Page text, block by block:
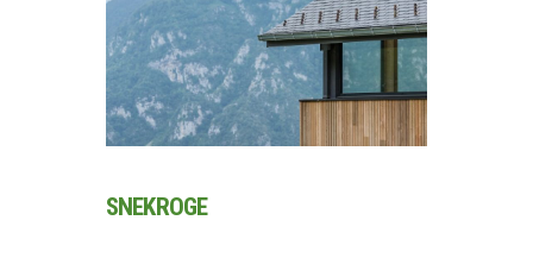
SNEKROGE